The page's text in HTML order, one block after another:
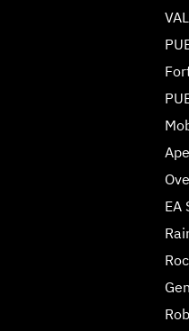
EA